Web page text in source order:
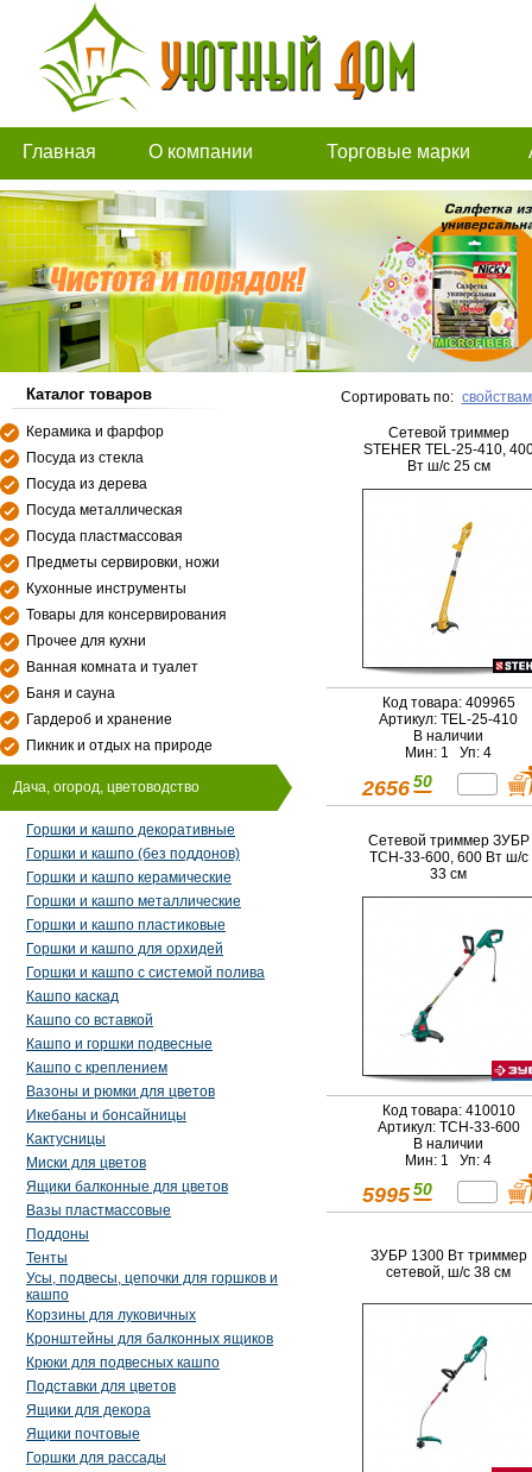
Главная О компании Торговые марки
Каталог товаров
Керамика и фарфор
Посуда из стекла
Посуда из дерева
Посуда металлическая
Посуда пластмассовая
Предметы сервировки, ножи
Кухонные инструменты
Товары для консервирования
Прочее для кухни
Ванная комната и туалет
Баня и сауна
Гардероб и хранение
Пикник и отдых на природе
Дача, огород, цветоводство
Горшки и кашпо декоративные
Горшки и кашпо (без поддонов)
Горшки и кашпо керамические
Горшки и кашпо металлические
Горшки и кашпо пластиковые
Горшки и кашпо для орхидей
Горшки и кашпо с системой полива
Кашпо каскад
Кашпо со вставкой
Кашпо и горшки подвесные
Кашпо с креплением
Вазоны и рюмки для цветов
Икебаны и бонсайницы
Кактусницы
Миски для цветов
Ящики балконные для цветов
Вазы пластмассовые
Поддоны
Тенты
Усы, подвесы, цепочки для горшков и
кашпо
Корзины для луковичных
Кронштейны для балконных ящиков
Крюки для подвесных кашпо
Подставки для цветов
Ящики для декора
Ящики почтовые
Горшки для рассады
Сортировать по: свойствам
Сетевой триммер
STEHER TEL-25-410,
Вт ш/с 25 см
Код товара: 409965
Артикул: TEL-25-410
В наличии
Мин: 1 Уп: 4
2656 50
Сетевой триммер ЗУБР
ТСН-33-600, 600 Вт ш/с
33 см
Код товара: 410010
Артикул: ТСН-33-600
В наличии
Мин: 1 Уп: 4
5995 50
ЗУБР 1300 Вт триммер
сетевой, ш/с 38 см